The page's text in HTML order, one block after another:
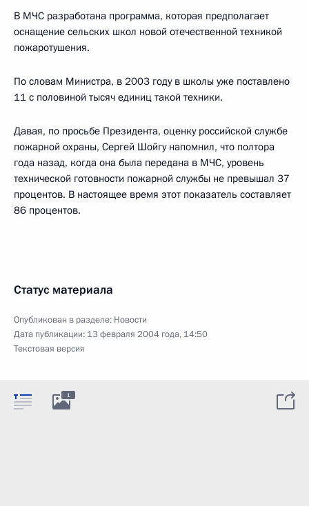
В МЧС разработана программа, которая предполагает
оснащение сельских школ новой отечественной техникой
пожаротушения.
По словам Министра, в 2003 году в школы уже поставлено
11 с половиной тысяч единиц такой техники.
Давая, по просьбе Президента, оценку российской службе
пожарной охраны, Сергей Шойгу напомнил, что полтора
года назад, когда она была передана в МЧС, уровень
технической готовности пожарной службы не превышал 37
процентов. В настоящее время этот показатель составляет
86 процентов.
Статус материала
Опубликован в разделе: Новости
Дата публикации: 13 февраля 2004 года, 14:50
Текстовая версия
1